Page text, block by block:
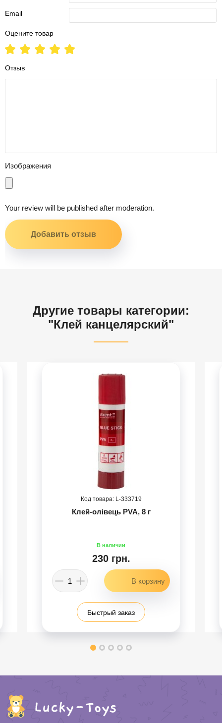
Email
Оцените товар
Отзыв
Изображения
Your review will be published after moderation.
Другие товары категории:
"Клей канцелярский"
333719
Клей-олівець PVA, 8 г
230 грн.
Быстрый заказ